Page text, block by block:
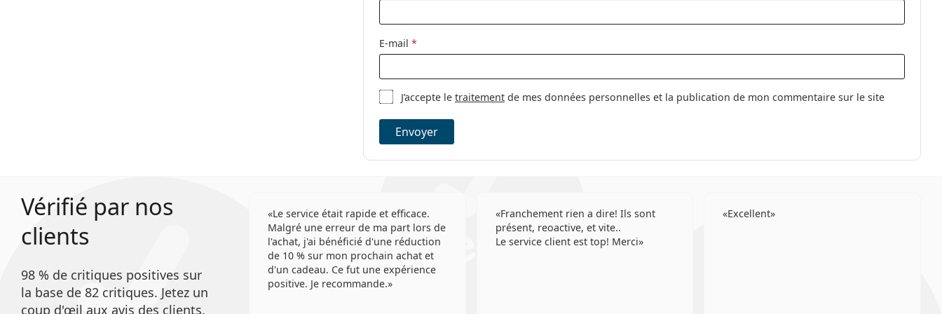
E-mail *
J’accepte letraitement de mes données personnelles et la publication de mon commentaire sur le site
Envoyer
Vérifié par nos
clients
98 % de critiques positives sur
la base de 82 critiques. Jetez un
coup d'œil aux avis des clients.
Le service était rapide et efficace.
Malgré une erreur de ma part lors de
l'achat, j'ai bénéficié d'une réduction
de 10 % sur mon prochain achat et
d'un cadeau. Ce fut une expérience
positive. Je recommande.
Franchement rien a dire! Ils sont
présent, reoactive, et vite..
Le service client est top! Merci
Excellent